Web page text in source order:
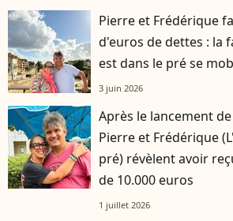
Pierre et Frédérique
d'euros de dettes : la
est dans le pré se
3 juin 2026
Après le lancement
Pierre et Frédérique
pré) révèlent avoir
de 10.000 euros
1 juillet 2026